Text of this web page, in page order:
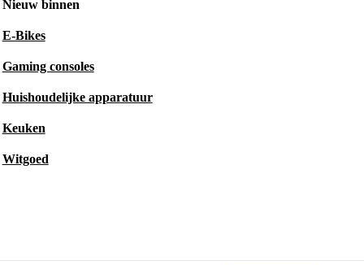
Nieuw binnen
E-Bikes
Gaming consoles
Huishoudelijke apparatuur
Keuken
Witgoed